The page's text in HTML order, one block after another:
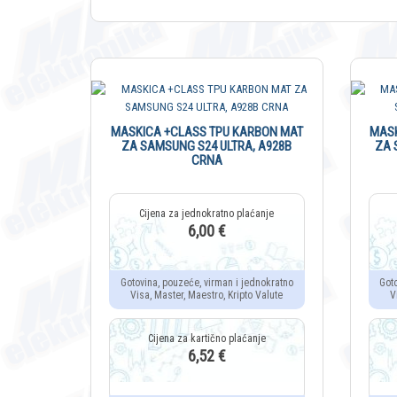
MASKICA +CLASS TPU KARBON MAT
ZA SAMSUNG S24 ULTRA, A928B
CRNA
6,00 €
Gotovina, pouzeće, virman i jednokratno
Visa, Master, Maestro, Kripto Valute
6,52 €
ZA